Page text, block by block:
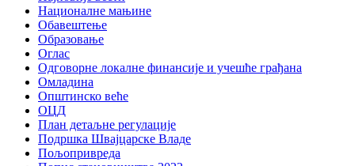
Националне мањине
Обавештење
Образовање
Оглас
Одговорне локалне финансије и учешће грађана
Омладина
Општинско веће
ОЦД
План детаљне регулације
Подршка Швајцарске Владе
Пољопривреда